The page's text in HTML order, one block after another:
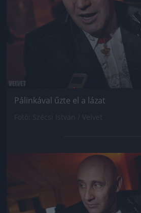
Pálinkával űzte el a lázat
Jön még kép!